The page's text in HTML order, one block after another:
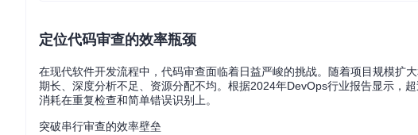
定位代码审查的效率瓶颈
在现代软件开发流程中，代码审查面临着日益严峻的挑战。随着项目规模扩
期长、深度分析不足、资源分配不均。根据2024年DevOps行业报告显示，
消耗在重复检查和简单错误识别上。
突破串行审查的效率壁垒